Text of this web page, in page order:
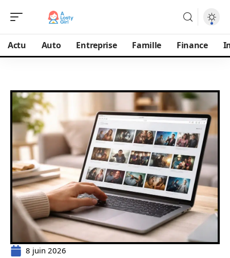
Actu Auto Entreprise Famille Finance
8 juin 2026